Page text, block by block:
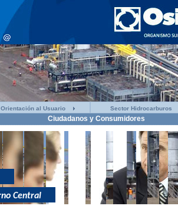
Orientación al Usuario Sector Hidrocarburos
Ciudadanos y Consumidores